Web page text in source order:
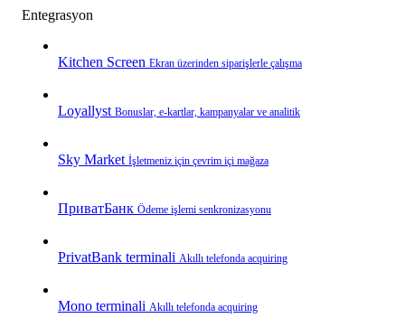
Entegrasyon
Kitchen Screen Ekran üzerinden siparişlerle çalışma
Loyallyst Bonuslar, e‑kartlar, kampanyalar ve analitik
Sky Market İşletmeniz için çevrim içi mağaza
ПриватБанк Ödeme işlemi senkronizasyonu
PrivatBank terminali Akıllı telefonda acquiring
Mono terminali Akıllı telefonda acquiring